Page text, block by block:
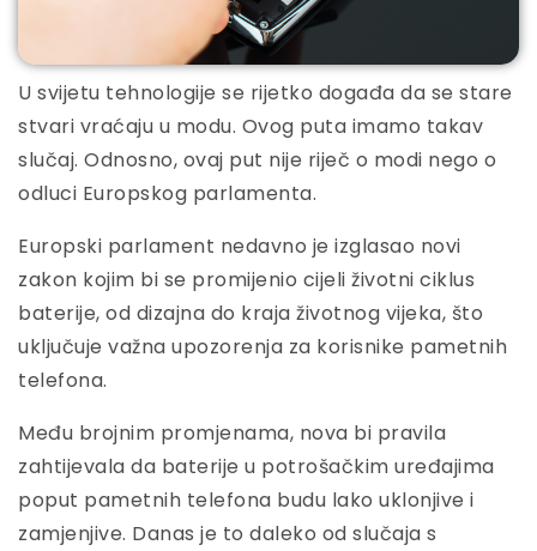
U svijetu tehnologije se rijetko događa da se stare
stvari vraćaju u modu. Ovog puta imamo takav
slučaj. Odnosno, ovaj put nije riječ o modi nego o
odluci Europskog parlamenta.
Europski parlament nedavno je izglasao novi
zakon kojim bi se promijenio cijeli životni ciklus
baterije, od dizajna do kraja životnog vijeka, što
uključuje važna upozorenja za korisnike pametnih
telefona.
Među brojnim promjenama, nova bi pravila
zahtijevala da baterije u potrošačkim uređajima
poput pametnih telefona budu lako uklonjive i
zamjenjive. Danas je to daleko od slučaja s